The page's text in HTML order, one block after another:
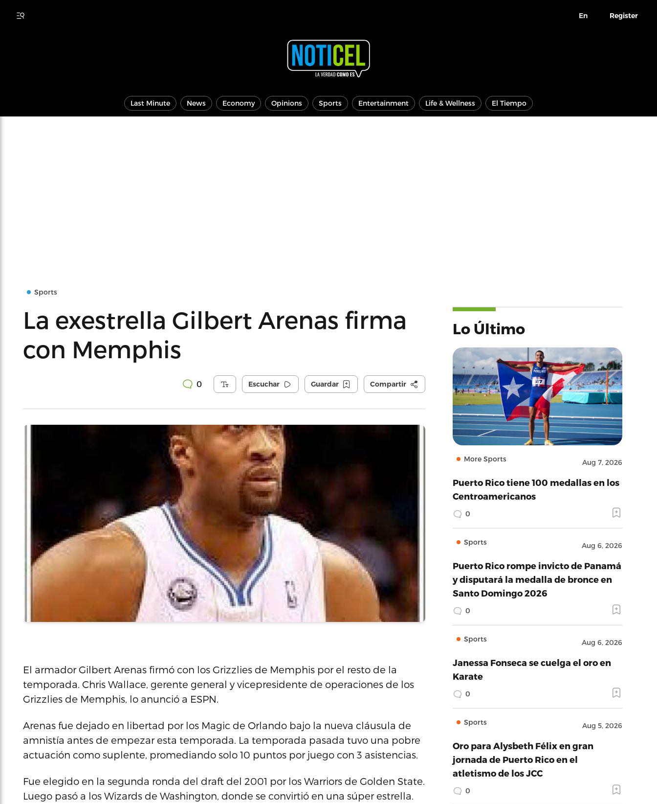
En Register
Last Minute News Economy Opinions Sports Entertainment Life & Wellness El Tiempo
Sports
La exestrella Gilbert Arenas firma
con Memphis
0 Escuchar Guardar Compartir
El armador Gilbert Arenas firmó con los Grizzlies de Memphis por el resto de la
temporada. Chris Wallace, gerente general y vicepresidente de operaciones de los
Grizzlies de Memphis, lo anunció a ESPN.
Arenas fue dejado en libertad por los Magic de Orlando bajo la nueva cláusula de
amnistía antes de empezar esta temporada. La temporada pasada tuvo una pobre
actuación como suplente, promediando solo 10 puntos por juego con 3 asistencias.
Fue elegido en la segunda ronda del draft del 2001 por los Warriors de Golden State.
Luego pasó a los Wizards de Washington, donde se convirtió en una súper estrella.
Lo Último
More Sports Aug 7, 2026
Puerto Rico tiene 100 medallas en los
Centroamericanos
0
Sports Aug 6, 2026
Puerto Rico rompe invicto de Panamá
y disputará la medalla de bronce en
Santo Domingo 2026
0
Sports Aug 6, 2026
Janessa Fonseca se cuelga el oro en
Karate
0
Sports Aug 5, 2026
Oro para Alysbeth Félix en gran
jornada de Puerto Rico en el
atletismo de los JCC
0